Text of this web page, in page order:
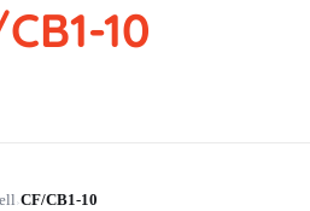
10
›CF/CB1-10